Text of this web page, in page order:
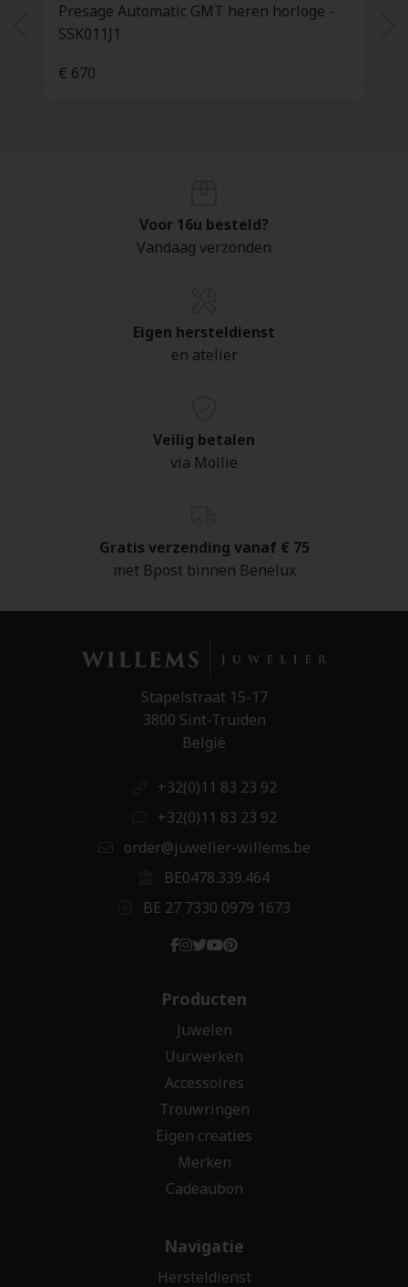
Presage Automatic GMT heren horloge -
SSK011J1
€ 670
Voor 16u besteld?
Vandaag verzonden
Eigen hersteldienst
en atelier
Veilig betalen
via Mollie
Gratis verzending vanaf € 75
met Bpost binnen Benelux
Stapelstraat 15-17
3800 Sint-Truiden
België
+32(0)11 83 23 92
+32(0)11 83 23 92
order@juwelier-willems.be
BE0478.339.464
BE 27 7330 0979 1673
Producten
Juwelen
Uurwerken
Accessoires
Trouwringen
Eigen creaties
Merken
Cadeaubon
Navigatie
Hersteldienst